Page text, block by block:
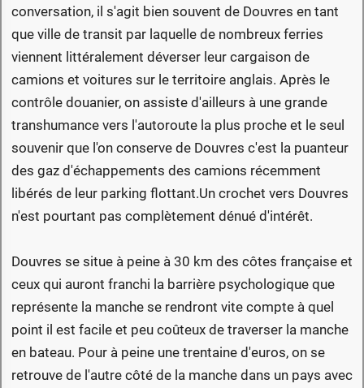
conversation, il s'agit bien souvent de Douvres en tant
que ville de transit par laquelle de nombreux ferries
viennent littéralement déverser leur cargaison de
camions et voitures sur le territoire anglais. Après le
contrôle douanier, on assiste d'ailleurs à une grande
transhumance vers l'autoroute la plus proche et le seul
souvenir que l'on conserve de Douvres c'est la puanteur
des gaz d'échappements des camions récemment
libérés de leur parking flottant.Un crochet vers Douvres
n'est pourtant pas complètement dénué d'intérêt.
Douvres se situe à peine à 30 km des côtes française et
ceux qui auront franchi la barrière psychologique que
représente la manche se rendront vite compte à quel
point il est facile et peu coûteux de traverser la manche
en bateau. Pour à peine une trentaine d'euros, on se
retrouve de l'autre côté de la manche dans un pays avec